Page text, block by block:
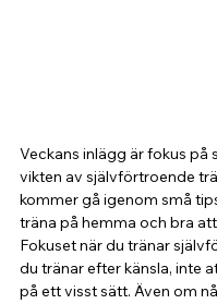
Veckans inlägg är fokus på
vikten av självförtroende
kommer gå igenom små
träna på hemma och bra
Fokuset när du tränar
du tränar efter känsla, inte
på ett visst sätt. Även om